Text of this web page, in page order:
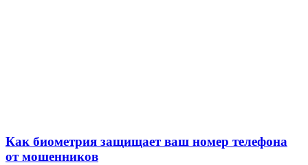
Как биометрия защищает ваш номер телефона
от мошенников